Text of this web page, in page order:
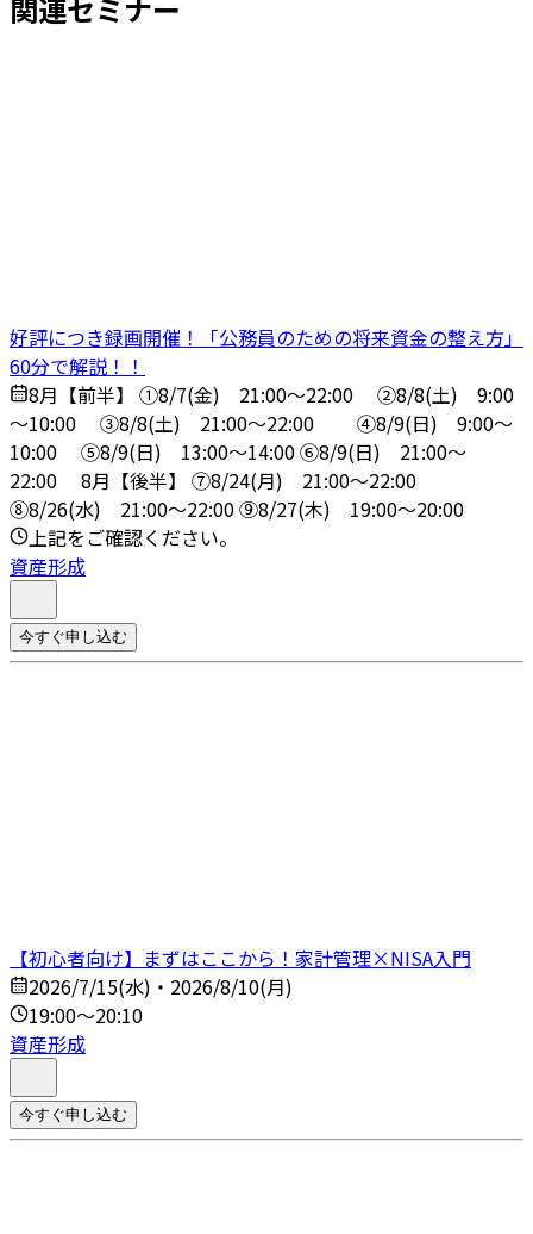
関連セミナー
好評につき録画開催！「公務員のための将来資金の整え方」
60分で解説！！
8月【前半】 ①8/7(金) 21:00～22:00 ➁8/8(土) 9:00
～10:00 ③8/8(土) 21:00～22:00 ④8/9(日) 9:00～
10:00 ➄8/9(日) 13:00～14:00 ⑥8/9(日) 21:00～
22:00 8月【後半】 ⑦8/24(月) 21:00～22:00
⑧8/26(水) 21:00～22:00 ⑨8/27(木) 19:00～20:00
上記をご確認ください。
資産形成
今すぐ申し込む
【初心者向け】まずはここから！家計管理×NISA入門
2026/7/15(水)・2026/8/10(月)
19:00～20:10
資産形成
今すぐ申し込む